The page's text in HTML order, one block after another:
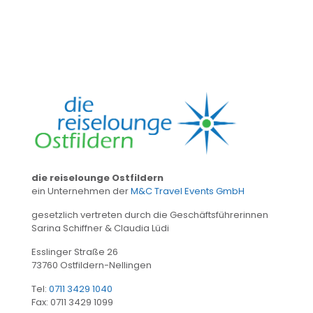
die reiselounge Ostfildern
ein Unternehmen derM&C Travel Events GmbH
gesetzlich vertreten durch die Geschäftsführerinnen
Sarina Schiffner & Claudia Lüdi
Esslinger Straße 26
73760 Ostfildern-Nellingen
Tel: 0711 3429 1040
Fax: 0711 3429 1099